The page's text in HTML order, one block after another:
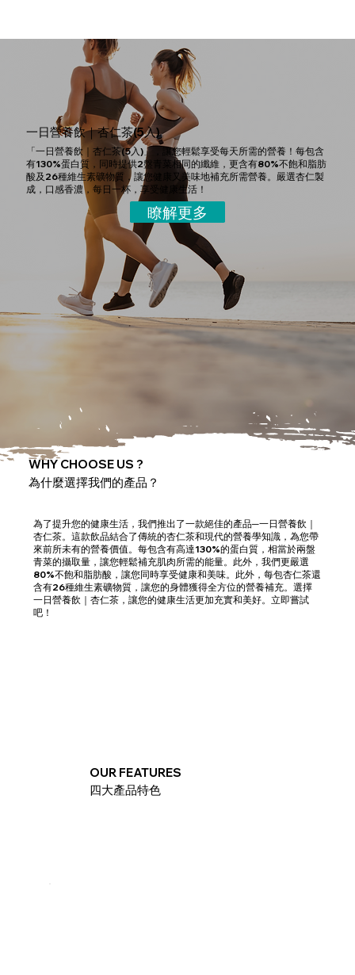
一日營養飲｜杏仁茶(5入)
「一日營養飲｜杏仁茶(5入)」，讓您輕鬆享受每天所需的營養！每包含
有130%蛋白質，同時提供2盤青菜相同的纖維，更含有80%不飽和脂肪
酸及26種維生素礦物質，讓您健康又美味地補充所需營養。嚴選杏仁製
成，口感香濃，每日一杯，享受健康生活！
瞭解更多
WHY CHOOSE US ?
為什麼選擇我們的產品？
為了提升您的健康生活，我們推出了一款絕佳的產品─一日營養飲｜
杏仁茶。這款飲品結合了傳統的杏仁茶和現代的營養學知識，為您帶
來前所未有的營養價值。每包含有高達130%的蛋白質，相當於兩盤
青菜的攝取量，讓您輕鬆補充肌肉所需的能量。此外，我們更嚴選
80%不飽和脂肪酸，讓您同時享受健康和美味。此外，每包杏仁茶還
含有26種維生素礦物質，讓您的身體獲得全方位的營養補充。選擇
一日營養飲｜杏仁茶，讓您的健康生活更加充實和美好。立即嘗試
吧！
OUR FEATURES
四大產品特色